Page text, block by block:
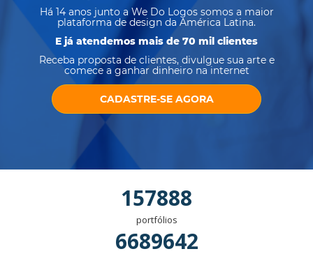
Há 14 anos junto a We Do Logos somos a maior
plataforma de design da América Latina.
E já atendemos mais de 70 mil clientes
Receba proposta de clientes, divulgue sua arte e
comece a ganhar dinheiro na internet
CADASTRE-SE AGORA
157888
portfólios
6689642